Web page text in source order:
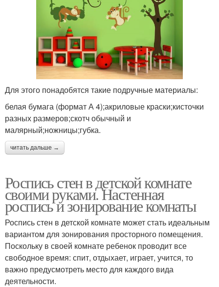
Для этого понадобятся такие подручные материалы:
белая бумага (формат А 4);акриловые краски;кисточки
разных размеров;скотч обычный и
малярный;ножницы;губка.
читать дальше →
Роспись стен в детской комнате
своими руками. Настенная
роспись и зонирование комнаты
Роспись стен в детской комнате может стать идеальным
вариантом для зонирования просторного помещения.
Поскольку в своей комнате ребенок проводит все
свободное время: спит, отдыхает, играет, учится, то
важно предусмотреть место для каждого вида
деятельности.